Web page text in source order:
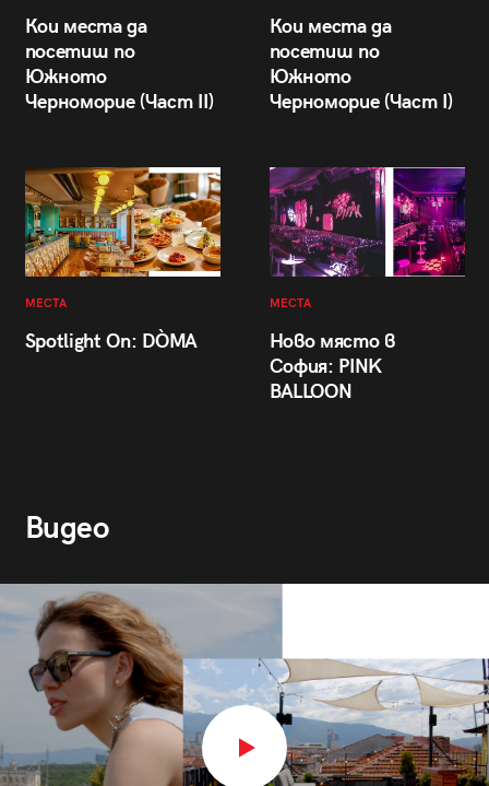
Кои места да
посетиш по
Южното
Черноморие (Част II)
Кои места да
посетиш по
Южното
Черноморие (Част I)
МЕСТА
Spotlight On: DÒMA
МЕСТА
Ново място в
София: PINK
BALLOON
Видео